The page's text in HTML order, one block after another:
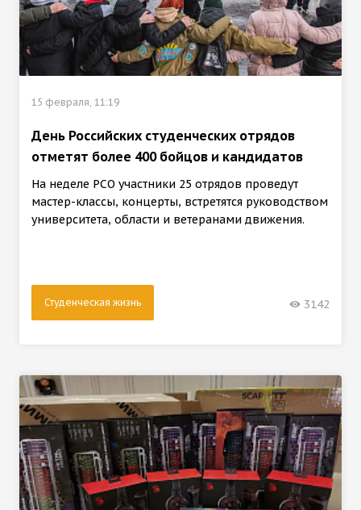
15 февраля, 11:19
День Российских студенческих отрядов
отметят более 400 бойцов и кандидатов
На неделе РСО участники 25 отрядов проведут
мастер-классы, концерты, встретятся руководством
университета, области и ветеранами движения.
Студенческая жизнь 3142